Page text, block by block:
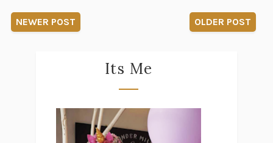
NEWER POST OLDER POST
Its Me